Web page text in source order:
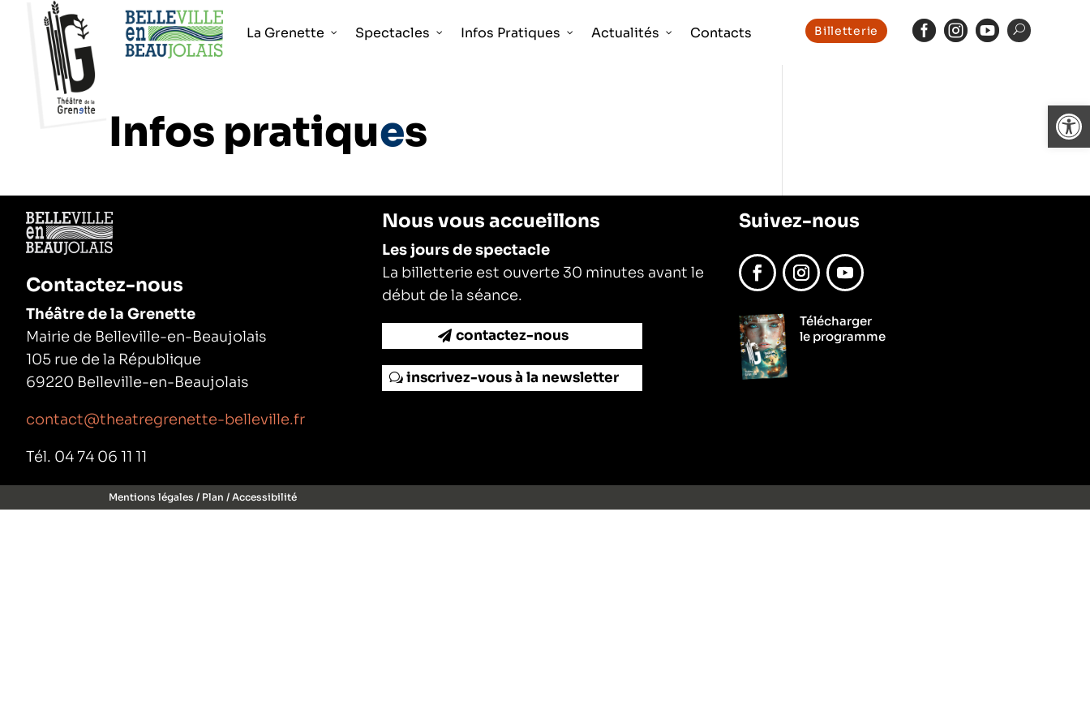
Ouvrir
La Grenette Spectacles Infos Pratiques Actualités Contacts Billetterie   
Infos pratiques
Contactez-nous
Théâtre de la Grenette
Mairie de Belleville-en-Beaujolais
105 rue de la République
69220 Belleville-en-Beaujolais
contact@theatregrenette-belleville.fr
Tél. 04 74 06 11 11
Nous vous accueillons
Les jours de spectacle
La billetterie est ouverte 30 minutes avant le
début de la séance.
contactez-nous
inscrivez-vous à la newsletter
Suivez-nous
Télécharger
le programme
Mentions légales / Plan/Accessibilité